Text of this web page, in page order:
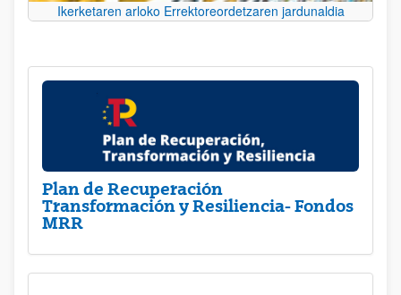
Ikerketaren arloko Errektoreordetzaren jardunaldia
Plan de Recuperación
Transformación y Resiliencia- Fondos
MRR